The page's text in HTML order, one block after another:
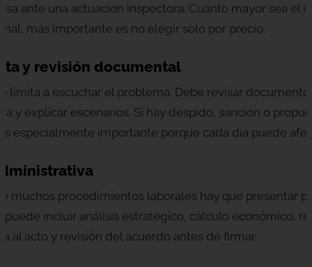
ante una actuación inspectora. Cuanto mayor sea el
más importante es no elegir solo por precio.
y revisión documental
limita a escuchar el problema. Debe revisar
y explicar escenarios. Si hay despido, sanción o
especialmente importante porque cada día puede
muchos procedimientos laborales hay que presentar
puede incluir análisis estratégico, cálculo económico,
al acto y revisión del acuerdo antes de firmar.